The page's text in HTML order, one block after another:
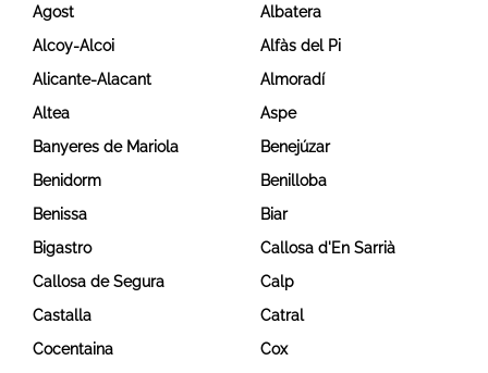
Agost
Albatera
Alcoy-Alcoi
Alfàs del Pi
Alicante-Alacant
Almoradí
Altea
Aspe
Banyeres de Mariola
Benejúzar
Benidorm
Benilloba
Benissa
Biar
Bigastro
Callosa d'En Sarrià
Callosa de Segura
Calp
Castalla
Catral
Cocentaina
Cox